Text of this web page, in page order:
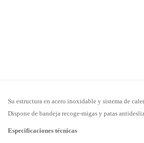
Su estructura en acero inoxidable y sistema de
Dispone de bandeja recoge-migas y patas
Especificaciones técnicas